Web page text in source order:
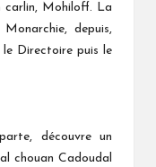
carlin, Mohiloff. La
depuis,
le Directoire puis le
découvre un
chouan Cadoudal